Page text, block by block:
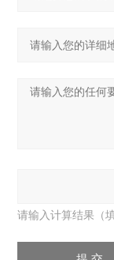
请输入计算结果（